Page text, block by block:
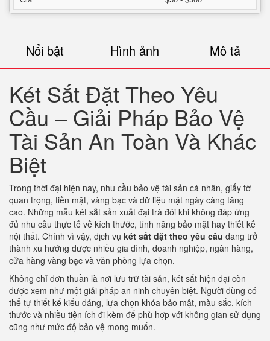
Nổi bật Hình ảnh Mô tả
Két Sắt Đặt Theo Yêu
Cầu – Giải Pháp Bảo Vệ
Tài Sản An Toàn Và Khác
Biệt
Trong thời đại hiện nay, nhu cầu bảo vệ tài sản cá nhân, giấy tờ
quan trọng, tiền mặt, vàng bạc và dữ liệu mật ngày càng tăng
cao. Những mẫu két sắt sản xuất đại trà đôi khi không đáp ứng
đủ nhu cầu thực tế về kích thước, tính năng bảo mật hay thiết kế
nội thất. Chính vì vậy, dịch vụ két sắt đặt theo yêu cầu đang trở
thành xu hướng được nhiều gia đình, doanh nghiệp, ngân hàng,
cửa hàng vàng bạc và văn phòng lựa chọn.
Không chỉ đơn thuần là nơi lưu trữ tài sản, két sắt hiện đại còn
được xem như một giải pháp an ninh chuyên biệt. Người dùng có
thể tự thiết kế kiểu dáng, lựa chọn khóa bảo mật, màu sắc, kích
thước và nhiều tiện ích đi kèm để phù hợp với không gian sử dụng
cũng như mức độ bảo vệ mong muốn.